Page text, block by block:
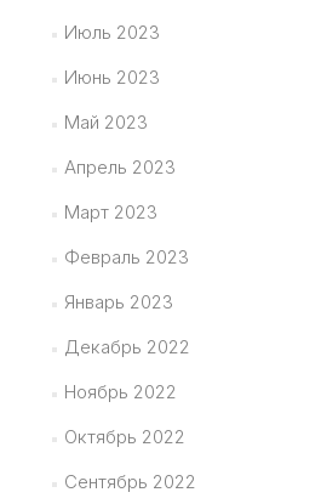
Июль 2023
Июнь 2023
Май 2023
Апрель 2023
Март 2023
Февраль 2023
Январь 2023
Декабрь 2022
Ноябрь 2022
Октябрь 2022
Сентябрь 2022